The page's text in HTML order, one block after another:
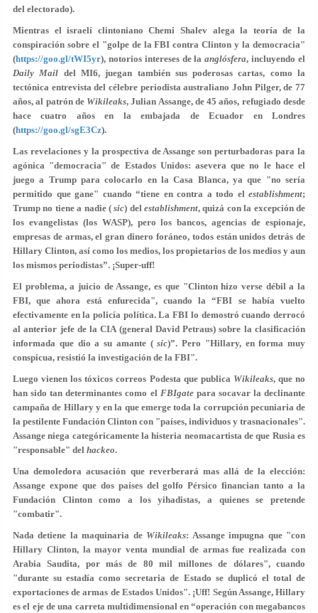
del electorado).
Mientras el israelí clintoniano Chemi Shalev alega la teoría de la
conspiración sobre el "golpe de la FBI contra Clinton y la democracia"
(https://goo.gl/tWI5yr), notorios intereses de laanglósfera, incluyendo el
Daily Mail del MI6, juegan también sus poderosas cartas, como la
tectónica entrevista del célebre periodista australiano John Pilger, de 77
años, al patrón de Wikileaks, Julian Assange, de 45 años, refugiado desde
hace cuatro años en la embajada de Ecuador en Londres
(https://goo.gl/sgE3Cz).
Las revelaciones y la prospectiva de Assange son perturbadoras para la
agónica "democracia" de Estados Unidos: asevera que no le hace el
juego a Trump para colocarlo en la Casa Blanca, ya que "no sería
permitido que gane" cuando “tiene en contra a todo el establishment;
Trump no tiene a nadie (sic) delestablishment, quizá con la excepción de
los evangelistas (los WASP), pero los bancos, agencias de espionaje,
empresas de armas, el gran dinero foráneo, todos están unidos detrás de
Hillary Clinton, así como los medios, los propietarios de los medios y aun
los mismos periodistas”. ¡Super-uff!
El problema, a juicio de Assange, es que "Clinton hizo verse débil a la
FBI, que ahora está enfurecida", cuando la “FBI se había vuelto
efectivamente en la policía política. La FBI lo demostró cuando derrocó
al anterior jefe de la CIA (general David Petraus) sobre la clasificación
informada que dio a su amante (sic)”. Pero "Hillary, en forma muy
conspicua, resistió la investigación de la FBI".
Luego vienen los tóxicos correos Podesta que publica Wikileaks, que no
han sido tan determinantes como el FBIgatepara socavar la declinante
campaña de Hillary y en la que emerge toda la corrupción pecuniaria de
la pestilente Fundación Clinton con "países, individuos y trasnacionales".
Assange niega categóricamente la histeria neomacartista de que Rusia es
"responsable" del hackeo.
Una demoledora acusación que reverberará mas allá de la elección:
Assange expone que dos países del golfo Pérsico financian tanto a la
Fundación Clinton como a los yihadistas, a quienes se pretende
"combatir".
Nada detiene la maquinaria de Wikileaks: Assange impugna que "con
Hillary Clinton, la mayor venta mundial de armas fue realizada con
Arabia Saudita, por más de 80 mil millones de dólares", cuando
"durante su estadía como secretaria de Estado se duplicó el total de
exportaciones de armas de Estados Unidos". ¡Uff! Según Assange, Hillary
es el eje de una carreta multidimensional en “operación con megabancos